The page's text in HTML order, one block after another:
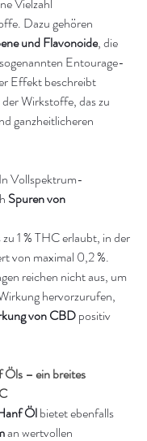
Dazu gehören
und Flavonoide, die
Entourage-
Effekt beschreibt
Wirkstoffe, das zu
ganzheitlicheren
Vollspektrum-
Spuren von
1 % THC erlaubt, in der
von maximal 0,2 %.
reichen nicht aus, um
hervorzurufen,
von CBD positiv
– ein breites
Öl bietet ebenfalls
an wertvollen